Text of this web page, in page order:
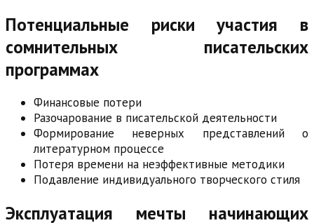
Потенциальные риски участия в
сомнительных писательских
программах
Финансовые потери
Разочарование в писательской деятельности
Формирование неверных представлений о
литературном процессе
Потеря времени на неэффективные методики
Подавление индивидуального творческого стиля
Эксплуатация мечты начинающих